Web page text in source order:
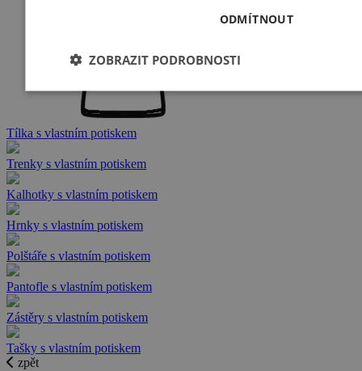
Tílka s vlastním potiskem
Trenky s vlastním potiskem
Kalhotky s vlastním potiskem
Hrnky s vlastním potiskem
Polštáře s vlastním potiskem
Pantofle s vlastním potiskem
Zástěry s vlastním potiskem
Tašky s vlastním potiskem
zpět
ODMÍTNOUT
ZOBRAZIT PODROBNOSTI